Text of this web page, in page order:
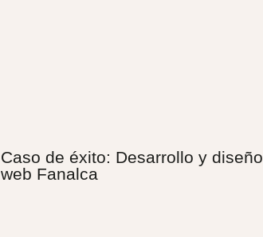
Caso de éxito: Desarrollo y diseño
web Fanalca